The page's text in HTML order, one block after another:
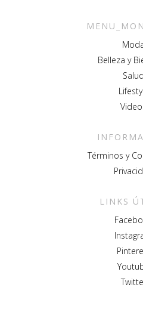
Belleza y
Salud
Términos y
LINKS